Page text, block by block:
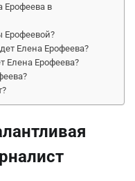
Ерофеева в
Ерофеевой?
Елена Ерофеева?
Елена Ерофеева?